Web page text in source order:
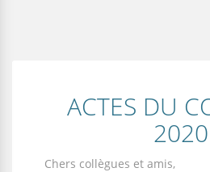
ACTES DU
2020
Chers collègues et amis,